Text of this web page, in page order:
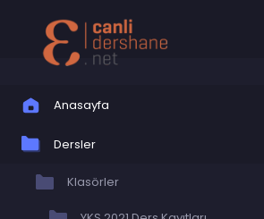
Anasayfa
Dersler
Klasörler